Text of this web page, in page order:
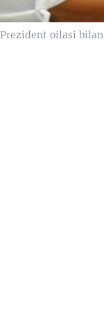
Prezident oilasi bilan